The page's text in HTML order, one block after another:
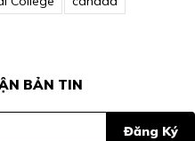
BẢN TIN
Đăng Ký